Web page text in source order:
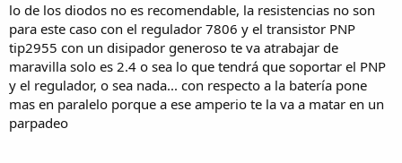
lo de los diodos no es recomendable, la resistencias no son
para este caso con el regulador 7806 y el transistor PNP
tip2955 con un disipador generoso te va atrabajar de
maravilla solo es 2.4 o sea lo que tendrá que soportar el PNP
y el regulador, o sea nada... con respecto a la batería pone
mas en paralelo porque a ese amperio te la va a matar en un
parpadeo